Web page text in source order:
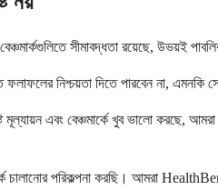
সীমাবদ্ধতা রয়েছে, উভয়ই
নিশ্চয়তা দিতে পারবেন না, এমনকি
মূল্যায়ন এবং বেঞ্চমার্কে খুব ভালো
পরিকল্পনা করছি। আমরা